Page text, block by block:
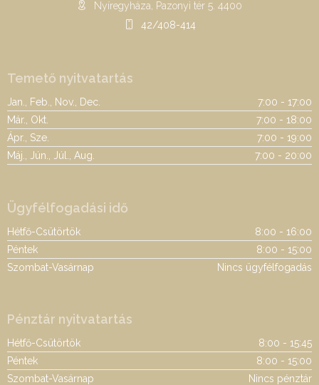
Nyíregyháza, Pazonyi tér 5. 4400
42/408-414
Temető nyitvatartás
Jan., Feb., Nov., Dec.
7:00 - 17:00
Már., Okt.
7:00 - 18:00
Ápr., Sze.
7:00 - 19:00
Máj., Jún., Júl., Aug.
7:00 - 20:00
Ügyfélfogadási idő
Hétfő-Csütörtök
8:00 - 16:00
Péntek
8:00 - 15:00
Szombat-Vasárnap
Nincs ügyfélfogadás
Pénztár nyitvatartás
Hétfő-Csütörtök
8:00 - 15:45
Péntek
8:00 - 15:00
Szombat-Vasárnap
Nincs pénztár